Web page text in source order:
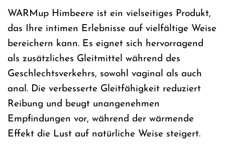
WARMup Himbeere ist ein vielseitiges Produkt,
das Ihre intimen Erlebnisse auf vielfältige Weise
bereichern kann. Es eignet sich hervorragend
als zusätzliches Gleitmittel während des
Geschlechtsverkehrs, sowohl vaginal als auch
anal. Die verbesserte Gleitfähigkeit reduziert
Reibung und beugt unangenehmen
Empfindungen vor, während der wärmende
Effekt die Lust auf natürliche Weise steigert.